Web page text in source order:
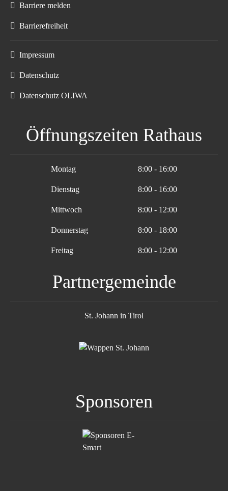
Barriere melden
Barrierefreiheit
Impressum
Datenschutz
Datenschutz OLIWA
Öffnungszeiten Rathaus
Montag 8:00 - 16:00
Dienstag 8:00 - 16:00
Mittwoch 8:00 - 12:00
Donnerstag 8:00 - 18:00
Freitag 8:00 - 12:00
Partnergemeinde
St. Johann in Tirol
Sponsoren